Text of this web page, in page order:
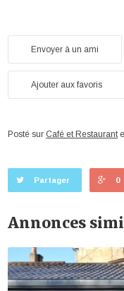
Envoyer à un ami
Ajouter aux favoris
Posté sur Café et Restaurant
Partager 0
Annonces